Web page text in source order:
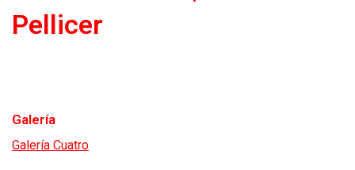
Pellicer
Galería
Galería Cuatro